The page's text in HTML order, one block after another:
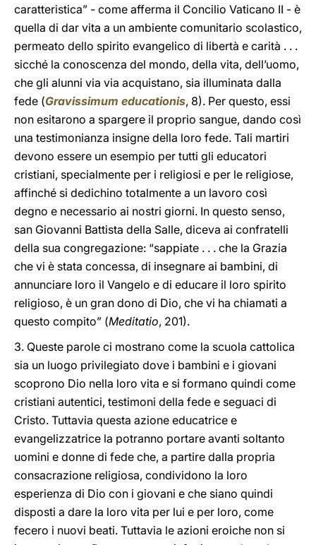
caratteristica” - come afferma il Concilio Vaticano II - è
quella di dar vita a un ambiente comunitario scolastico,
permeato dello spirito evangelico di libertà e carità . . .
sicché la conoscenza del mondo, della vita, dell’uomo,
che gli alunni via via acquistano, sia illuminata dalla
fede (Gravissimum educationis, 8). Per questo, essi
non esitarono a spargere il proprio sangue, dando così
una testimonianza insigne della loro fede. Tali martiri
devono essere un esempio per tutti gli educatori
cristiani, specialmente per i religiosi e per le religiose,
affinché si dedichino totalmente a un lavoro così
degno e necessario ai nostri giorni. In questo senso,
san Giovanni Battista della Salle, diceva ai confratelli
della sua congregazione: “sappiate . . . che la Grazia
che vi è stata concessa, di insegnare ai bambini, di
annunciare loro il Vangelo e di educare il loro spirito
religioso, è un gran dono di Dio, che vi ha chiamati a
questo compito” (Meditatio, 201).
3. Queste parole ci mostrano come la scuola cattolica
sia un luogo privilegiato dove i bambini e i giovani
scoprono Dio nella loro vita e si formano quindi come
cristiani autentici, testimoni della fede e seguaci di
Cristo. Tuttavia questa azione educatrice e
evangelizzatrice la potranno portare avanti soltanto
uomini e donne di fede che, a partire dalla propria
consacrazione religiosa, condividono la loro
esperienza di Dio con i giovani e che siano quindi
disposti a dare la loro vita per lui e per loro, come
fecero i nuovi beati. Tuttavia le azioni eroiche non si